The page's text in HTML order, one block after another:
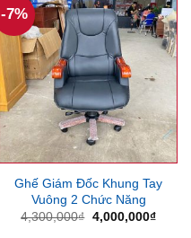
-7%
Ghế Giám Đốc Khung Tay
Vuông 2 Chức Năng
4,300,000₫ Giá
4,000,000₫Giá